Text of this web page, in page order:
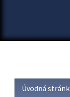
Úvodná